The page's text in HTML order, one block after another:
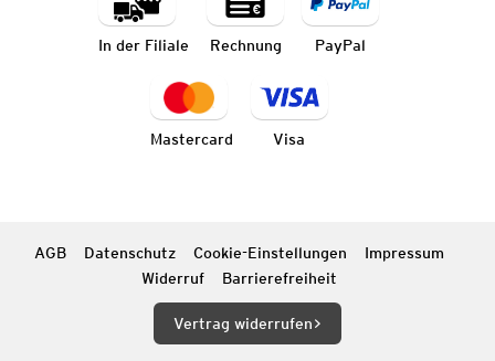
In der Filiale Rechnung PayPal
Mastercard Visa
AGB Datenschutz Cookie-Einstellungen
Impressum
Widerruf
Barrierefreiheit
Vertrag widerrufen